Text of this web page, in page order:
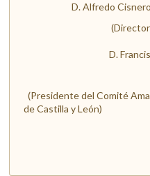
D. Alfredo Cisneros
(Director-Gerente
D. Francisco
D. Alfredo
(Presidente del Comité
de Castilla y León)
D.
(Director